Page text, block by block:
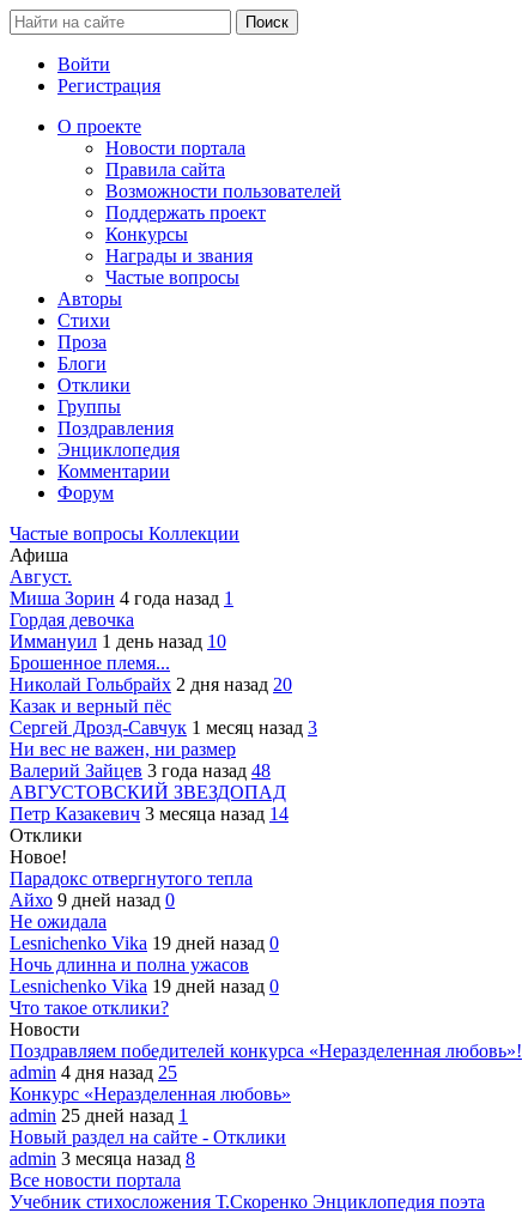
Войти
Регистрация
О проекте
Новости портала
Правила сайта
Возможности пользователей
Поддержать проект
Конкурсы
Награды и звания
Частые вопросы
Авторы
Стихи
Проза
Блоги
Отклики
Группы
Поздравления
Энциклопедия
Комментарии
Форум
Частые вопросы Коллекции
Афиша
Август.
Миша Зорин 4 года назад 1
Гордая девочка
Иммануил 1 день назад 10
Брошенное племя...
Николай Гольбрайх 2 дня назад 20
Казак и верный пёс
Сергей Дрозд-Савчук 1 месяц назад 3
Ни вес не важен, ни размер
Валерий Зайцев 3 года назад 48
АВГУСТОВСКИЙ ЗВЕЗДОПАД
Петр Казакевич 3 месяца назад 14
Отклики
Новое!
Парадокс отвергнутого тепла
Айхо 9 дней назад 0
Не ожидала
Lesnichenko Vika 19 дней назад 0
Ночь длинна и полна ужасов
Lesnichenko Vika 19 дней назад 0
Что такое отклики?
Новости
Поздравляем победителей конкурса «Неразделенная любовь»!
admin 4 дня назад 25
Конкурс «Неразделенная любовь»
admin 25 дней назад 1
Новый раздел на сайте - Отклики
admin 3 месяца назад 8
Все новости портала
Учебник стихосложения Т.Скоренко Энциклопедия поэта